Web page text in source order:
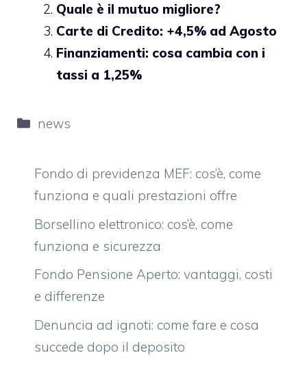
Quale è il mutuo migliore?
Carte di Credito: +4,5% ad Agosto
Finanziamenti: cosa cambia con i
tassi a 1,25%
Categorie
news
Fondo di previdenza MEF: cos’è, come
funziona e quali prestazioni offre
Borsellino elettronico: cos’è, come
funziona e sicurezza
Fondo Pensione Aperto: vantaggi, costi
e differenze
Denuncia ad ignoti: come fare e cosa
succede dopo il deposito